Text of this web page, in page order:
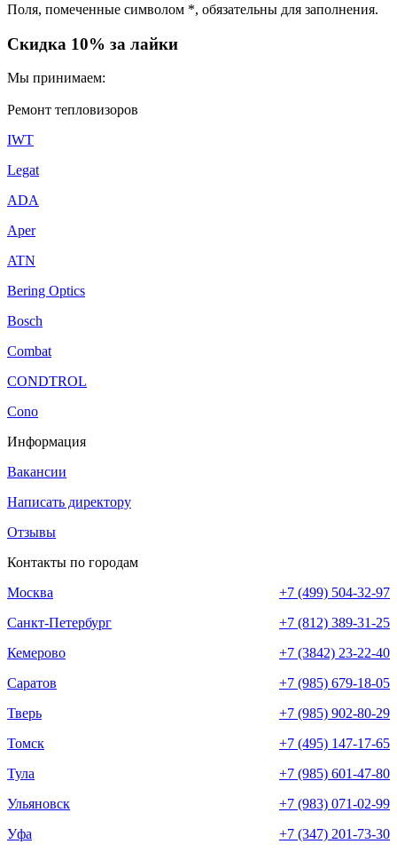
Поля, помеченные символом *, обязательны для заполнения.
Скидка 10% за лайки
Мы принимаем:
Ремонт тепловизоров
IWT
Legat
ADA
Aper
ATN
Bering Optics
Bosch
Combat
CONDTROL
Cono
Информация
Вакансии
Написать директору
Отзывы
Контакты по городам
Москва
+7 (499) 504-32-97
Санкт-Петербург
+7 (812) 389-31-25
Кемерово
+7 (3842) 23-22-40
Саратов
+7 (985) 679-18-05
Тверь
+7 (985) 902-80-29
Томск
+7 (495) 147-17-65
Тула
+7 (985) 601-47-80
Ульяновск
+7 (983) 071-02-99
Уфа
+7 (347) 201-73-30